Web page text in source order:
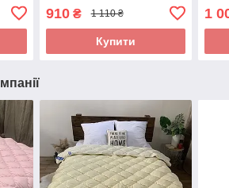
910₴ 1 110 ₴
Купити
1